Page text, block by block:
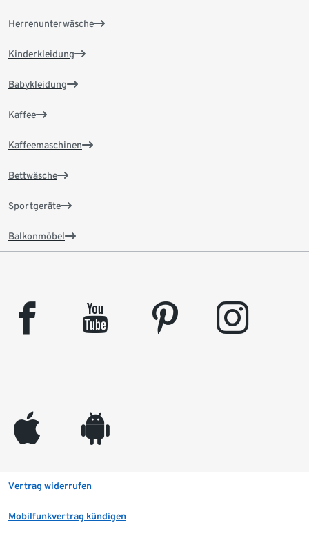
Herrenunterwäsche
Kinderkleidung
Babykleidung
Kaffee
Kaffeemaschinen
Bettwäsche
Sportgeräte
Balkonmöbel
facebook youtube pinterest instagram
appleinc android
Vertrag widerrufen
Mobilfunkvertrag kündigen